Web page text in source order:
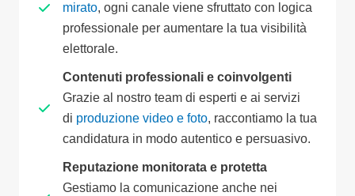
mirato, ogni canale viene sfruttato con logica
professionale per aumentare la tua visibilità
elettorale.
Contenuti professionali e coinvolgenti
Grazie al nostro team di esperti e ai servizi
di produzione video e foto, raccontiamo la tua
candidatura in modo autentico e persuasivo.
Reputazione monitorata e protetta
Gestiamo la comunicazione anche nei